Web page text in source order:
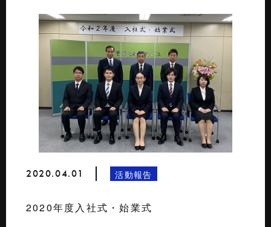
2020.04.01 活動報告
2020年度入社式・始業式